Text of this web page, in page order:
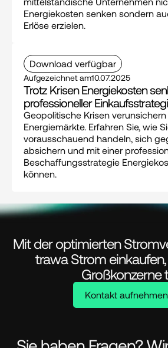
Energiekosten senken sondern
Erlöse erzielen.
Download verfügbar
Aufgezeichnet am10.07.2025
Trotz Krisen Energiekosten
professioneller
Geopolitische Krisen
Energiemärkte. Erfahren Sie, wie
vorausschauend handeln, sich
absichern und mit einer
Beschaffungsstrategie
können.
Mit der optimierten
trawa Strom
Großkonzerne
Kontakt aufnehmen